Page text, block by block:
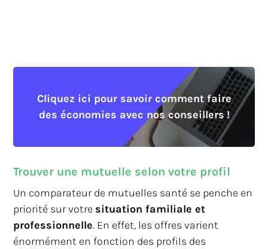
Cliquez ici pour savoir comment faire
des économies avec nos conseillers !
Trouver une mutuelle selon votre profil
Un comparateur de mutuelles santé se penche en
priorité sur votre situation familiale et
professionnelle. En effet, les offres varient
énormément en fonction des profils des